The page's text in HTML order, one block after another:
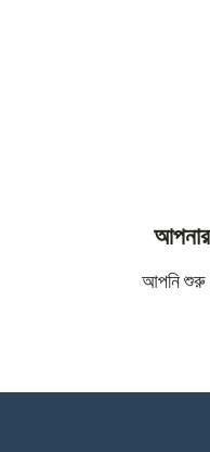
আপনার
আপনি শুরু